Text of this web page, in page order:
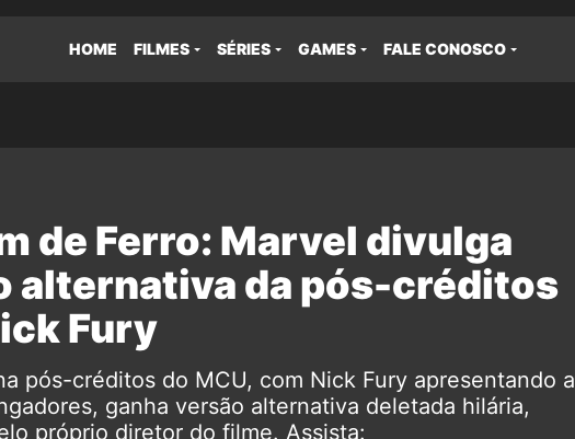
HOME FILMES SÉRIES GAMES FALE CONOSCO
de Ferro: Marvel divulga
alternativa da pós-créditos
Fury
pós-créditos do MCU, com Nick Fury apresentando a
ganha versão alternativa deletada hilária,
próprio diretor do filme. Assista: